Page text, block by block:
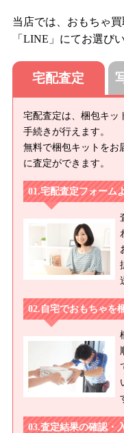
ス レイニーデイパレード
ライス CWC限定 アル
ブライス プリマドーリ
スカイ/ネオブライス
【２００８年】
ネオブライス トイザら
イス CWC限定プリマド
リマドーリー オーブリ
ナ/ネオブライス フロス
レース/ネオブライス
オブライス カズンオリ
オブライス Missサリー
ガー/ネオブライス CWC
イクエレノア・ザ・フォ
定 デニズン・オブ・ザ
ド/ネオブライス CWC
イス CWC限定 プレコ
ネオブライス カンカン
オブモンマルトル/ネオ
トップショップ限定 ハ
リーアンコール オーブ
ール サフィー/ネオブラ
レット/ネオブライス ウ
当店では、おもちゃ買
「LINE」にてお選び
宅配査定
宅配査定は、梱包キッ
手続きが行えます。
無料で梱包キットをお
に査定ができます。
宅配査定フォーム
自宅でおもちゃを
査定結果の確認・